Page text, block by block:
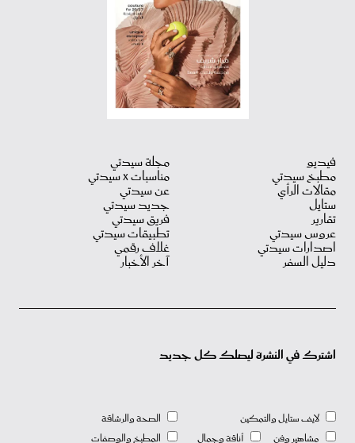
فيديو
مطبخ سيدتي
مقالات الرأي
ستايل
تقارير
عروس سيدتي
اصدارات سيدتي
دليل السفر
مجلة سيدتي
مناسبات X سيدتي
عن سيدتي
جديد سيدتي
فريق سيدتي
تطبيقات سيدتي
غلاف رقمي
آخر الأخبار
اشترك في النشرة ليصلك كل جديد
لايف ستايل والتمكين
مشاهير وفن
أناقة وجمال
الصحة والرشاقة
المطبخ والوصفات